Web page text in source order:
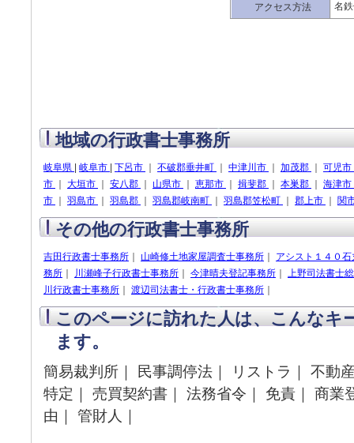
アクセス方法 名
地域の行政書士事務所
岐阜県 岐阜市 下呂市 不破郡垂井町 中津川市 加茂郡
可児市
市
大垣市 安八郡 山県市 恵那市 揖斐郡 本巣郡
海津市
市
羽島市 羽島郡 羽島郡岐南町 羽島郡笠松町 郡上市 関
その他の行政書士事務所
吉田行政書士事務所 山崎修土地家屋調査士事務所
アシスト１４０
務所
川瀬峰子行政書士事務所 今津晴夫登記事務所
上野司法書士
川行政書士事務所
渡辺司法書士・行政書士事務所
このページに訪れた人は、こんなキ
ます。
簡易裁判所｜ 民事調停法｜ リストラ｜ 不動
特定｜ 売買契約書｜ 法務省令｜ 免責｜ 商業
由｜ 管財人｜